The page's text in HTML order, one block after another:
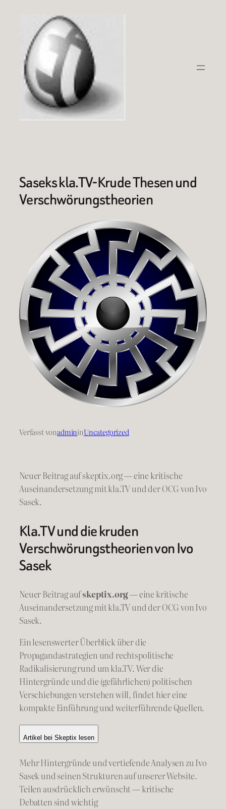
springen
Saseks kla.TV-Krude Thesen und
Verschwörungstheorien
Verfasst vonadmininUncategorized
Neuer Beitrag auf skeptix.org — eine kritische
Auseinandersetzung mit kla.TV und der OCG von Ivo
Sasek.
Kla.TV und die kruden
Verschwörungstheorien von Ivo
Sasek
Neuer Beitrag aufskeptix.org— eine kritische
Auseinandersetzung mit kla.TV und der OCG von Ivo
Sasek.
Ein lesenswerter Überblick über die
Propagandastrategien und rechtspolitische
Radikalisierung rund um kla.TV. Wer die
Hintergründe und die (gefährlichen) politischen
Verschiebungen verstehen will, findet hier eine
kompakte Einführung und weiterführende Quellen.
Artikel bei Skeptix lesen
Mehr Hintergründe und vertiefende Analysen zu Ivo
Sasek und seinen Strukturen auf unserer Website.
Teilen ausdrücklich erwünscht — kritische
Debatten sind wichtig